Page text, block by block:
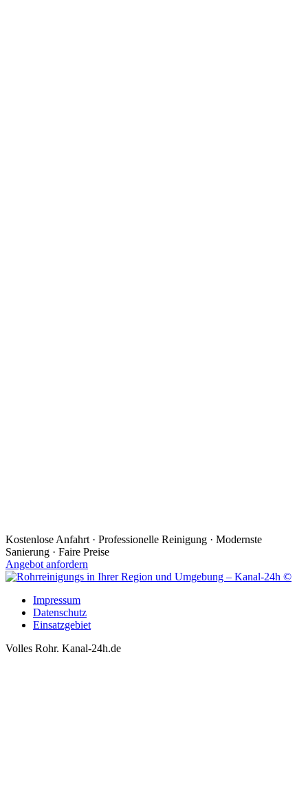
Kostenlose Anfahrt · Professionelle Reinigung · Modernste
Sanierung · Faire Preise
Angebot anfordern
Impressum
Datenschutz
Einsatzgebiet
Volles Rohr. Kanal-24h.de